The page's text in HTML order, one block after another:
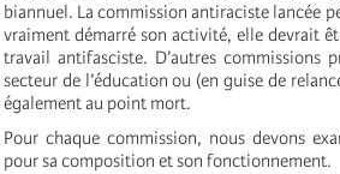
biannuel. La commission antiraciste lancée
vraiment démarré son activité, elle devrait
travail antifasciste. D’autres commissions
secteur de l’éducation ou (en guise de
également au point mort.
Pour chaque commission, nous devons
pour sa composition et son fonctionnement.